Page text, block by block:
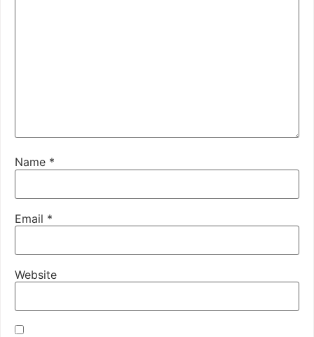
Name *
Email *
Website